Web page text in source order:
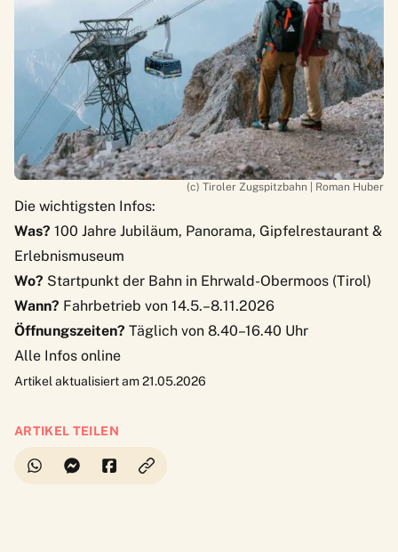
(c) Tiroler Zugspitzbahn | Roman Huber
Die wichtigsten Infos:
Was? 100 Jahre Jubiläum, Panorama, Gipfelrestaurant &
Erlebnismuseum
Wo? Startpunkt der Bahn in Ehrwald-Obermoos (Tirol)
Wann? Fahrbetrieb von 14.5.–8.11.2026
Öffnungszeiten? Täglich von 8.40–16.40 Uhr
Alle Infos online
Artikel aktualisiert am 21.05.2026
ARTIKEL TEILEN